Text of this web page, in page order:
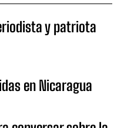
y patriota
en Nicaragua